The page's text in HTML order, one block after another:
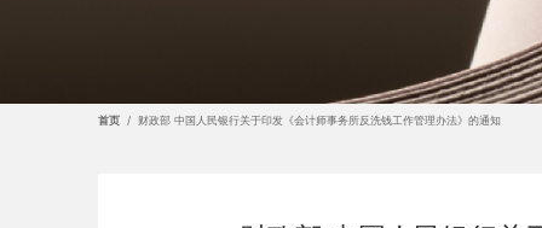
首页 / 财政部 中国人民银行关于印发《会计师事务所反洗钱工作管理办法》的通知